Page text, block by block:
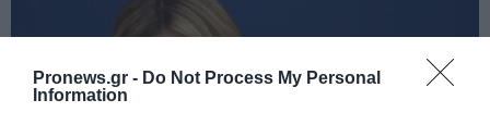
Pronews.gr - Do Not Process My Personal
Information